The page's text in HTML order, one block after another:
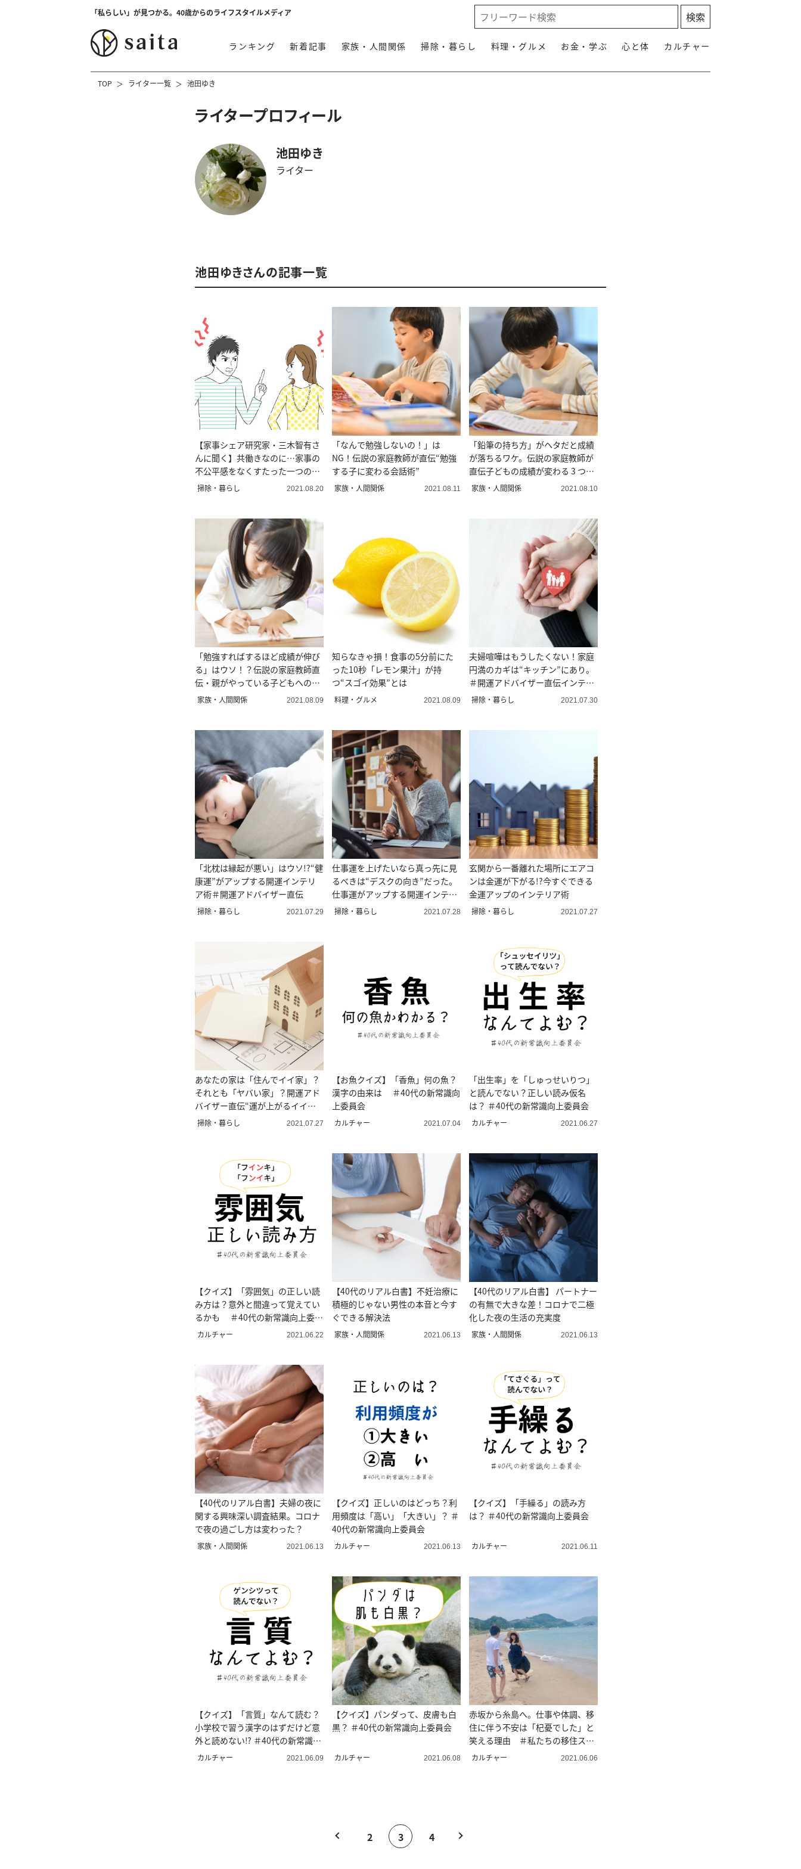
「私らしい」が見つかる。40歳からのライフスタイルメディア
ランキング 新着記事 家族・人間関係 掃除・暮らし 料理・グルメ お金・学ぶ 心と体 カルチャー
TOP ライター一覧 池田ゆき
ライタープロフィール
池田ゆき
ライター
池田ゆきさんの記事一覧
【家事シェア研究家・三木智有さ
んに聞く】共働きなのに…家事の
不公平感をなくすたった一つの方
法 ＃家事分担の極意
掃除・暮らし 2021.08.20
「なんで勉強しないの！」は
NG！伝説の家庭教師が直伝“勉強
する子に変わる会話術”
家族・人間関係 2021.08.11
「鉛筆の持ち方」がヘタだと成績
が落ちるワケ。伝説の家庭教師が
直伝子どもの成績が変わる 3 つの
コツ
家族・人間関係 2021.08.10
「勉強すればするほど成績が伸び
る」はウソ！？伝説の家庭教師直
伝・親がやっている子どもへの
NG行動
家族・人間関係 2021.08.09
知らなきゃ損！食事の5分前にた
った10秒「レモン果汁」が持
つ“スゴイ効果”とは
料理・グルメ 2021.08.09
夫婦喧嘩はもうしたくない！家庭
円満のカギは“キッチン”にあり。
＃開運アドバイザー直伝インテリ
ア術
掃除・暮らし 2021.07.30
「北枕は縁起が悪い」はウソ!?“健
康運”がアップする開運インテリ
ア術＃開運アドバイザー直伝
掃除・暮らし 2021.07.29
仕事運を上げたいなら真っ先に見
るべきは“デスクの向き”だった。
仕事運がアップする開運インテリ
ア術
掃除・暮らし 2021.07.28
玄関から一番離れた場所にエアコ
ンは金運が下がる!?今すぐできる
金運アップのインテリア術
掃除・暮らし 2021.07.27
あなたの家は「住んでイイ家」？
それとも「ヤバい家」？開運アド
バイザー直伝“運が上がるイイ間
取り”とは
掃除・暮らし 2021.07.27
【お魚クイズ】「香魚」何の魚？
漢字の由来は ＃40代の新常識向
上委員会
カルチャー 2021.07.04
「出生率」を「しゅっせいりつ」
と読んでない？正しい読み仮名
は？ ＃40代の新常識向上委員会
カルチャー 2021.06.27
【クイズ】「雰囲気」の正しい読
み方は？意外と間違って覚えてい
るかも ＃40代の新常識向上委員
会
カルチャー 2021.06.22
【40代のリアル白書】不妊治療に
積極的じゃない男性の本音と今す
ぐできる解決法
家族・人間関係 2021.06.13
【40代のリアル白書】 パートナー
の有無で大きな差！コロナで二極
化した夜の生活の充実度
家族・人間関係 2021.06.13
【40代のリアル白書】夫婦の夜に
関する興味深い調査結果。コロナ
で夜の過ごし方は変わった？
家族・人間関係 2021.06.13
【クイズ】正しいのはどっち？利
用頻度は「高い」「大きい」？ ＃
40代の新常識向上委員会
カルチャー 2021.06.13
【クイズ】「手繰る」の読み方
は？ ＃40代の新常識向上委員会
カルチャー 2021.06.11
【クイズ】「言質」なんて読む？
小学校で習う漢字のはずだけど意
外と読めない⁉ ＃40代の新常識向
上委員会
カルチャー 2021.06.09
【クイズ】パンダって、皮膚も白
黒？ ＃40代の新常識向上委員会
カルチャー 2021.06.08
赤坂から糸島へ。仕事や体調、移
住に伴う不安は「杞憂でした」と
笑える理由 ＃私たちの移住スト
ーリー
カルチャー 2021.06.06
2 3 4